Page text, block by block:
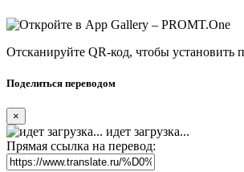
Отсканируйте QR-код, чтобы установить
Поделиться переводом
×
идет загрузка...
Прямая ссылка на перевод: